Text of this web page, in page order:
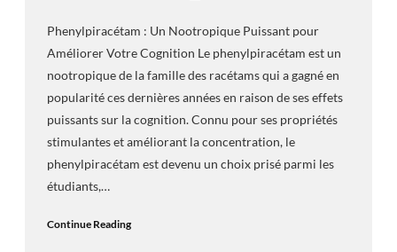
Phenylpiracétam : Un Nootropique Puissant pour
Améliorer Votre Cognition Le phenylpiracétam est un
nootropique de la famille des racétams qui a gagné en
popularité ces dernières années en raison de ses effets
puissants sur la cognition. Connu pour ses propriétés
stimulantes et améliorant la concentration, le
phenylpiracétam est devenu un choix prisé parmi les
étudiants,…
Continue Reading